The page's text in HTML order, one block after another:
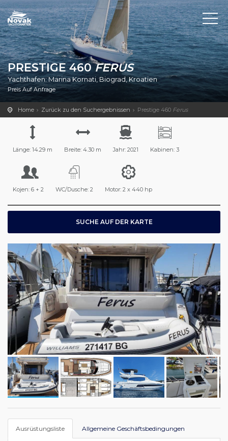
PRESTIGE 460FERUS
Yachthafen: Marina Kornati, Biograd, Kroatien
Preis Auf Anfrage
Home Zurück zu den Suchergebnissen Prestige 460 Ferus
Länge: 14.29 m Breite: 4.30 m Jahr: 2021 Kabinen: 3
Kojen: 6 + 2 WC/Dusche: 2 Motor: 2 x 440 hp
SUCHE AUF DER KARTE
Ausrüstungsliste Allgemeine Geschäftsbedingungen